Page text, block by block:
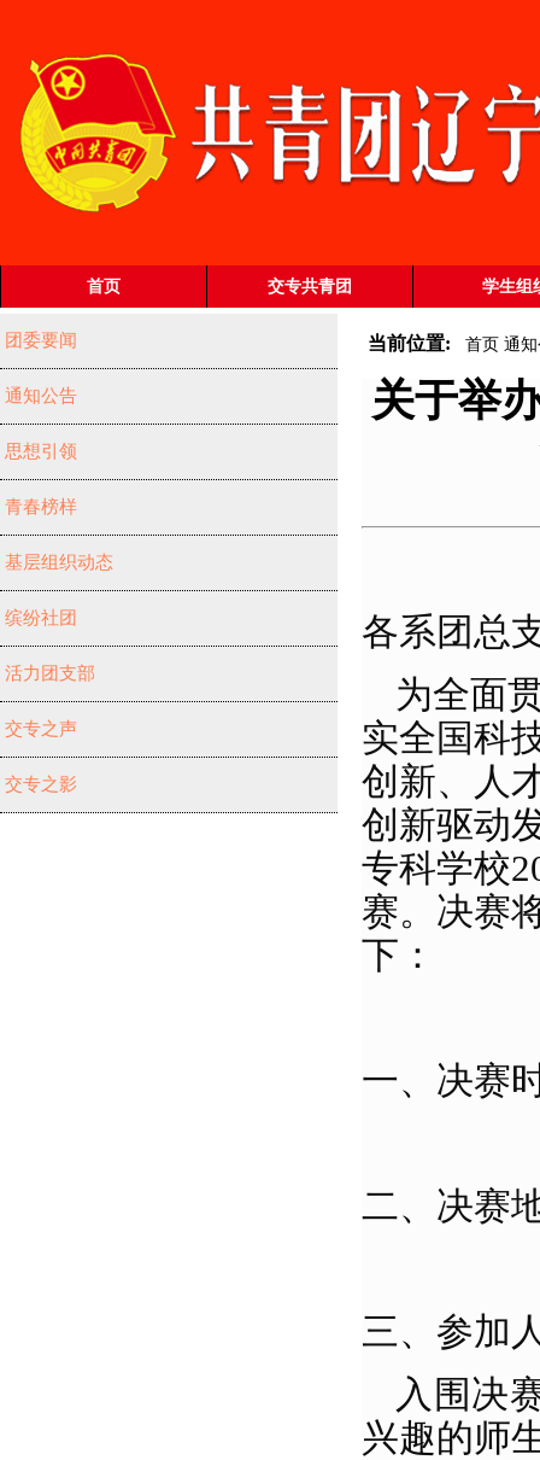
首页 交专共青团 学生组
团委要闻
通知公告
思想引领
青春榜样
基层组织动态
缤纷社团
活力团支部
交专之声
交专之影
当前位置: 首页 通
关于举
各系团总
为全面
实全国科
创新、人
创新驱动
专科学校
赛。决赛
下：
一、决赛
二、决赛
三、参加
入围决
兴趣的师